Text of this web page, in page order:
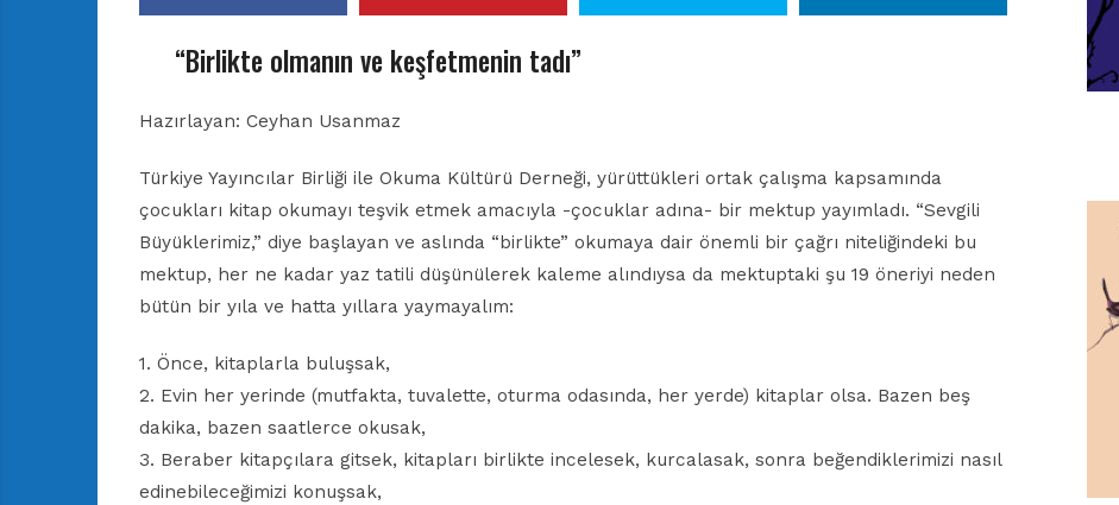
“Birlikte olmanın ve keşfetmenin tadı”
Hazırlayan: Ceyhan Usanmaz
Türkiye Yayıncılar Birliği ile Okuma Kültürü Derneği, yürüttükleri ortak çalışma kapsamında
çocukları kitap okumayı teşvik etmek amacıyla -çocuklar adına- bir mektup yayımladı. “Sevgili
Büyüklerimiz,” diye başlayan ve aslında “birlikte” okumaya dair önemli bir çağrı niteliğindeki bu
mektup, her ne kadar yaz tatili düşünülerek kaleme alındıysa da mektuptaki şu 19 öneriyi neden
bütün bir yıla ve hatta yıllara yaymayalım:
1. Önce, kitaplarla buluşsak,
2. Evin her yerinde (mutfakta, tuvalette, oturma odasında, her yerde) kitaplar olsa. Bazen beş
dakika, bazen saatlerce okusak,
3. Beraber kitapçılara gitsek, kitapları birlikte incelesek, kurcalasak, sonra beğendiklerimizi nasıl
edinebileceğimizi konuşsak,